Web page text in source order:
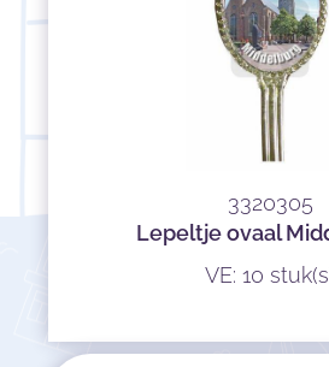
3320305
Lepeltje ovaal
VE: 10